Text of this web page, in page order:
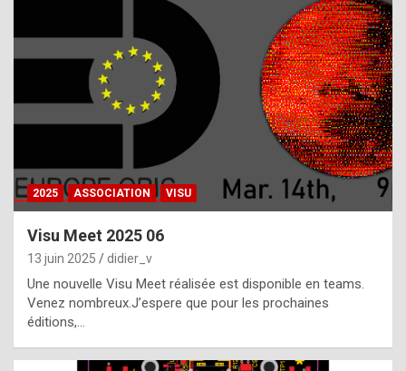
h
a
t
t
e
2025 ASSOCIATION VISU
Visu Meet 2025 06
13 juin 2025 didier_v
Une nouvelle Visu Meet réalisée est disponible en teams.
Venez nombreux.J’espere que pour les prochaines
éditions,…